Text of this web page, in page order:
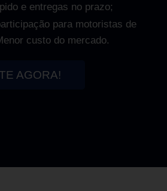
e entregas no prazo;
para motoristas de
custo do mercado.
AGORA!